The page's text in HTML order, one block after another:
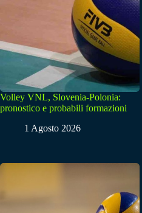
Volley VNL, Slovenia-Polonia:
pronostico e probabili formazioni
1 Agosto 2026